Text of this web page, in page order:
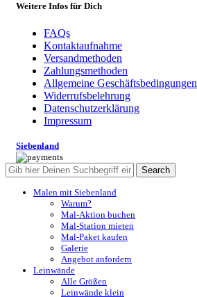
Weitere Infos für Dich
FAQs
Kontaktaufnahme
Versandmethoden
Zahlungsmethoden
Allgemeine Geschäftsbedingungen
Widerrufsbelehrung
Datenschutzerklärung
Impressum
Siebenland
Search
Malen mit Siebenland
Warum?
Mal-Aktion buchen
Mal-Station mieten
Mal-Paket kaufen
Galerie
Angebot anfordern
Leinwände
Alle Größen
Leinwände klein